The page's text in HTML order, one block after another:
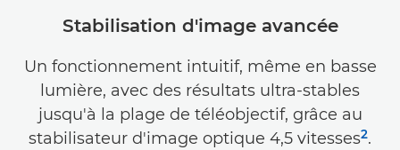
Stabilisation d'image avancée
Un fonctionnement intuitif, même en basse
lumière, avec des résultats ultra-stables
jusqu'à la plage de téléobjectif, grâce au
stabilisateur d'image optique 4,5 vitesses2.